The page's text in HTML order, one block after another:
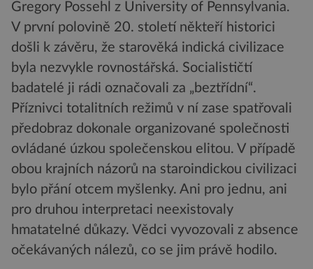
Gregory Possehl z University of Pennsylvania.
V první polovině 20. století někteří historici
došli k závěru, že starověká indická civilizace
byla nezvykle rovnostářská. Socialističtí
badatelé ji rádi označovali za „beztřídní“.
Příznivci totalitních režimů v ní zase spatřovali
předobraz dokonale organizované společnosti
ovládané úzkou společenskou elitou. V případě
obou krajních názorů na staroindickou civilizaci
bylo přání otcem myšlenky. Ani pro jednu, ani
pro druhou interpretaci neexistovaly
hmatatelné důkazy. Vědci vyvozovali z absence
očekávaných nálezů, co se jim právě hodilo.